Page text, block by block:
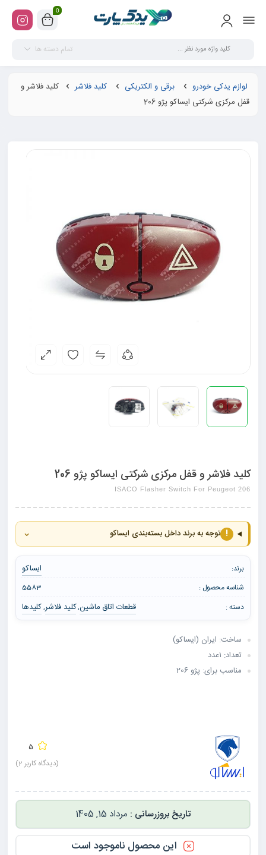
0
تمام دسته ها
لوازم یدکی خودرو برقی و الکتریکی کلید فلاشر
کلید فلاشر و
قفل مرکزی شرکتی ایساکو پژو 206
کلید فلاشر و قفل مرکزی شرکتی ایساکو پژو 206
ISACO Flasher Switch For Peugeot 206
! توجه به برند داخل بسته‌بندی ایساکو ⌄
برند: ایساکو
شناسه محصول :
5583
دسته :
قطعات اتاق ماشین,کلید فلاشر,کلیدها
ساخت: ایران (ایساکو)
تعداد: ۱عدد
مناسب برای: پژو 206
5
(دیدگاه کاربر 2
)
مرداد 15, 1405
این محصول ناموجود است